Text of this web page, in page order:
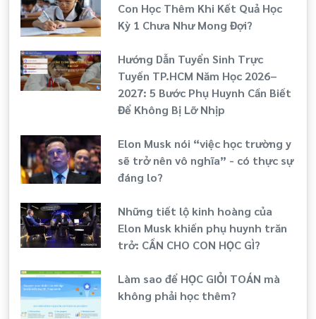
Con Học Thêm Khi Kết Quả Học
Kỳ 1 Chưa Như Mong Đợi?
Hướng Dẫn Tuyển Sinh Trực
Tuyến TP.HCM Năm Học 2026–
2027: 5 Bước Phụ Huynh Cần Biết
Để Không Bị Lỡ Nhịp
Elon Musk nói “việc học trường y
sẽ trở nên vô nghĩa” - có thực sự
đáng lo?
Những tiết lộ kinh hoàng của
Elon Musk khiến phụ huynh trăn
trở: CẦN CHO CON HỌC GÌ?
Làm sao để HỌC GIỎI TOÁN mà
không phải học thêm?